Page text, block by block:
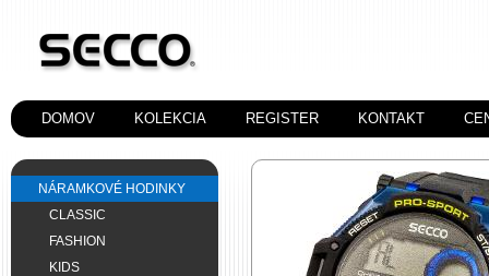
DOMOV KOLEKCIA REGISTER KONTAKT
NÁRAMKOVÉ HODINKY
CLASSIC
FASHION
KIDS